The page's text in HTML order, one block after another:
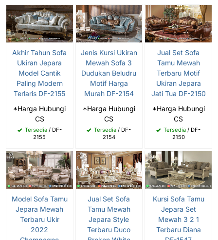
Akhir Tahun Sofa
Ukiran Jepara
Model Cantik
Paling Modern
Terlaris DF-2155
*Harga Hubungi
CS
Tersedia/ DF-
2155
Jenis Kursi Ukiran
Mewah Sofa 3
Dudukan Beludru
Motif Harga
Murah DF-2154
*Harga Hubungi
CS
Tersedia / DF-
2154
Jual Set Sofa
Tamu Mewah
Terbaru Motif
Ukiran Jepara
Jati Tua DF-2150
*Harga Hubungi
CS
Tersedia / DF-
2150
Model Sofa Tamu
Jepara Mewah
Terbaru Ukir
2022
Jual Set Sofa
Tamu Mewah
Jepara Style
Terbaru Duco
Kursi Sofa Tamu
Jepara Set
Mewah 3 2 1
Terbaru Diana